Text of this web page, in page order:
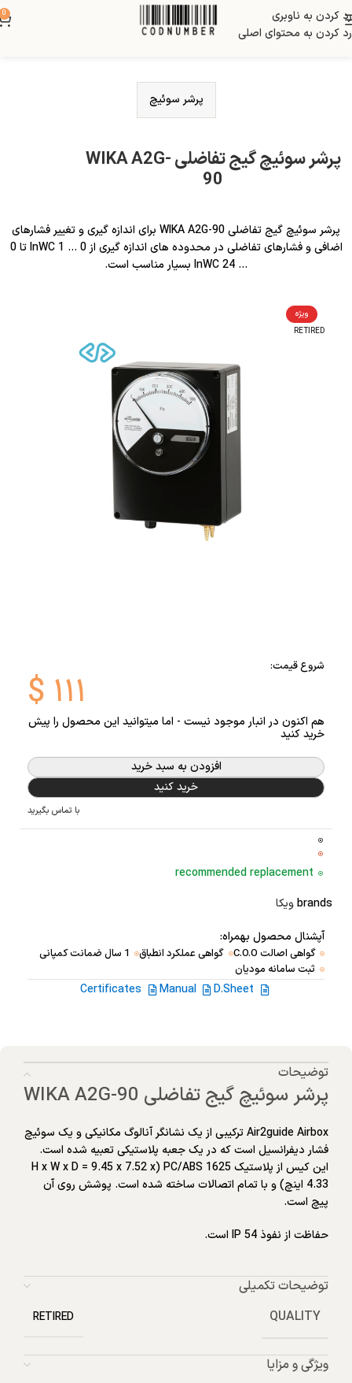
رد کردن به ناوبری
رد کردن به محتوای اصلی
0
پرشر سوئیچ
پرشر سوئیچ گیج تفاضلی WIKA A2G-
90
پرشر سوئیچ گیج تفاضلی WIKA A2G-90 برای اندازه گیری و تغییر فشارهای
اضافی و فشارهای تفاضلی در محدوده های اندازه گیری از 0 … 1 InWC تا 0
… 24 InWC بسیار مناسب است.
ویژه
RETIRED
شروع قیمت:
$ ۱۱۱
هم اکنون در انبار موجود نیست - اما میتوانید این محصول را پیش
خرید کنید
افزودن به سبد خرید
خرید کنید
با تماس بگیرید
recommended replacement
brandsویکا
آپشنال محصول بهمراه:
گواهی اصالت C.O.O گواهی عملکرد انطباق
1 سال ضمانت کمپانی
ثبت سامانه مودیان
D.Sheet
Manual
Certificates
توضیحات
پرشر سوئیچ گیج تفاضلی WIKA A2G-90
Air2guide Airbox ترکیبی از یک نشانگر آنالوگ مکانیکی و یک سوئیچ
فشار دیفرانسیل است که در یک جعبه پلاستیکی تعبیه شده است.
این کیس از پلاستیک PC/ABS 1625 (H x W x D = 9.45 x 7.52 x
4.33 اینچ) و با تمام اتصالات ساخته شده است. پوشش روی آن
پیچ است.
حفاظت از نفوذ IP 54 است.
توضیحات تکمیلی
QUALITY
RETIRED
ویژگی و مزایا